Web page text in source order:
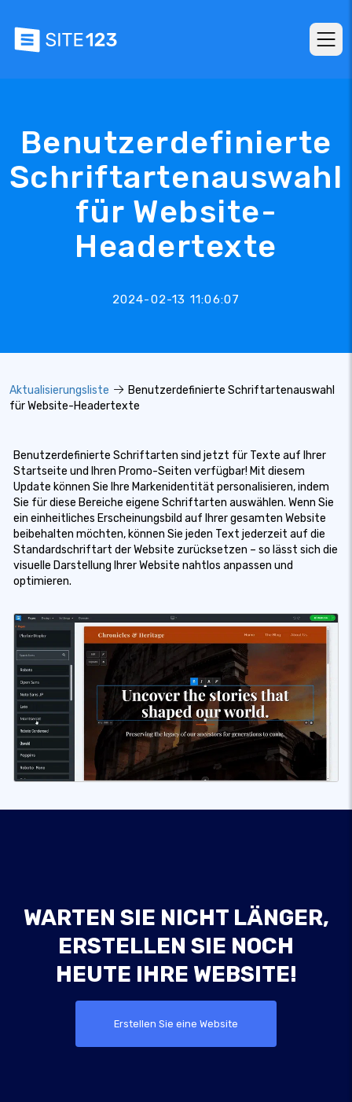
Benutzerdefinierte
Schriftartenauswahl
für Website-
Headertexte
2024-02-13 11:06:07
Aktualisierungsliste
Benutzerdefinierte Schriftartenauswahl
für Website-Headertexte
Benutzerdefinierte Schriftarten sind jetzt für Texte auf Ihrer
Startseite und Ihren Promo-Seiten verfügbar! Mit diesem
Update können Sie Ihre Markenidentität personalisieren, indem
Sie für diese Bereiche eigene Schriftarten auswählen. Wenn Sie
ein einheitliches Erscheinungsbild auf Ihrer gesamten Website
beibehalten möchten, können Sie jeden Text jederzeit auf die
Standardschriftart der Website zurücksetzen – so lässt sich die
visuelle Darstellung Ihrer Website nahtlos anpassen und
optimieren.
WARTEN SIE NICHT LÄNGER,
ERSTELLEN SIE NOCH
HEUTE IHRE WEBSITE!
Erstellen Sie eine Website